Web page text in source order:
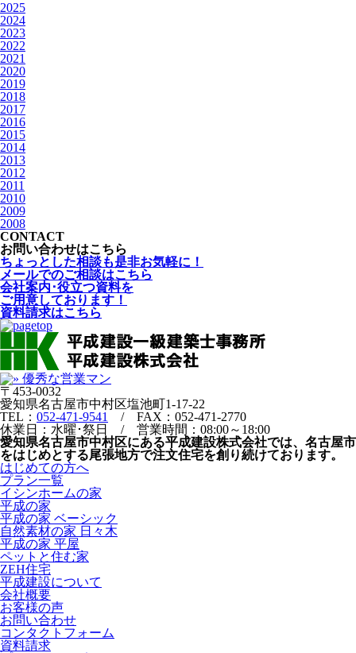
2025
2024
2023
2022
2021
2020
2019
2018
2017
2016
2015
2014
2013
2012
2011
2010
2009
2008
CONTACT
お問い合わせはこちら
ちょっとした相談も是非お気軽に！
メールでのご相談はこちら
会社案内･役立つ資料を
ご用意しております！
資料請求はこちら
〒453-0032
愛知県名古屋市中村区塩池町1-17-22
TEL： 052-471-9541
/ FAX：052-471-2770
休業日：水曜･祭日 / 営業時間：08:00～18:00
愛知県名古屋市中村区にある平成建設株式会社では、名古屋市
をはじめとする尾張地方で注文住宅を創り続けております。
はじめての方へ
プラン一覧
イシンホームの家
平成の家
平成の家 ベーシック
自然素材の家 日々木
平成の家 平屋
ペットと住む家
ZEH住宅
平成建設について
会社概要
お客様の声
お問い合わせ
コンタクトフォーム
資料請求